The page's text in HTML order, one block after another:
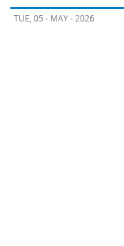
TUE, 05 - MAY - 2026